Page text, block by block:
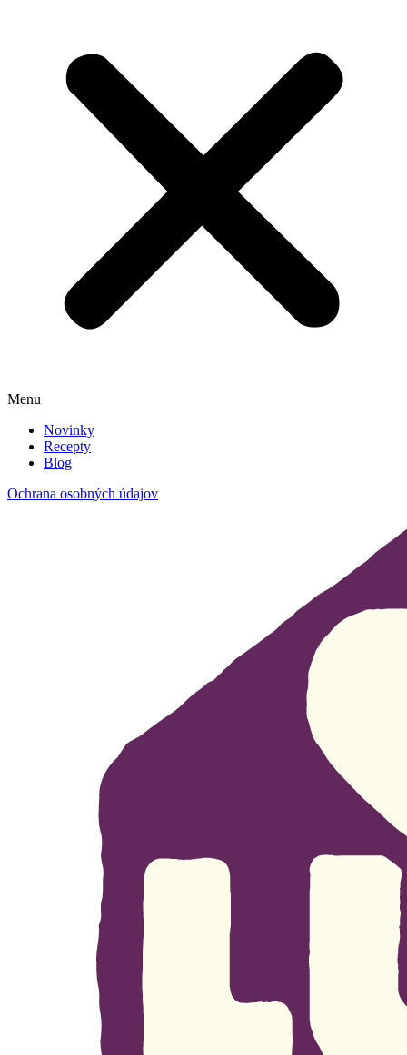
Menu
Novinky
Recepty
Blog
Ochrana osobných údajov